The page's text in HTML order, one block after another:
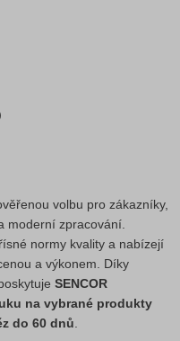
volbu pro zákazníky,
moderní zpracování.
normy kvality a nabízejí
a výkonem. Díky
SENCOR
na vybrané produkty
do 60 dnů